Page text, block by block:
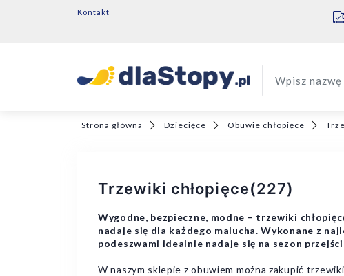
Kontakt
Wpisz
Strona główna Dziecięce Obuwie chłopięce
Trzewiki chłopięce(227)
Wygodne, bezpieczne, modne – trzewiki
nadaje się dla każdego malucha. Wykonane z
podeszwami idealnie nadaje się na sezon
W naszym sklepie z obuwiem można zakupić